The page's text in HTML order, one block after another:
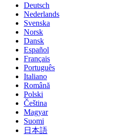
Deutsch
Nederlands
Svenska
Norsk
Dansk
Español
Français
Português
Italiano
Română
Polski
Čeština
Magyar
Suomi
日本語